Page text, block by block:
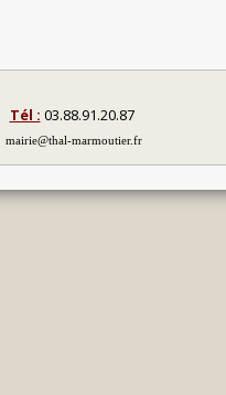
Tél : 03.88.91.20.87
mairie@thal-marmoutier.fr